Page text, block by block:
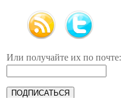
Или получайте их по почте: